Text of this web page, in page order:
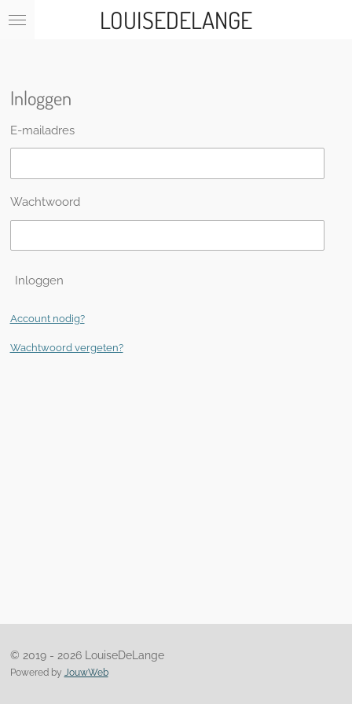
Ga
LOUISEDELANGE
Inloggen
E-mailadres
Wachtwoord
Inloggen
Account nodig?
Wachtwoord vergeten?
© 2019 - 2026 LouiseDeLange
Powered by JouwWeb